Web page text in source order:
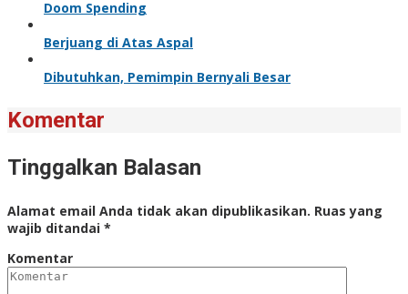
Doom Spending
Berjuang di Atas Aspal
Dibutuhkan, Pemimpin Bernyali Besar
Komentar
Tinggalkan Balasan
Alamat email Anda tidak akan dipublikasikan. Ruas yang
wajib ditandai *
Komentar